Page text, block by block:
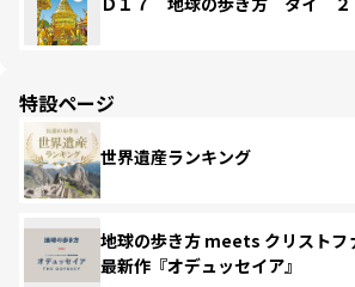
特設ページ
世界遺産ランキング
地球の歩き方 meets クリストフ
最新作『オデュッセイア』